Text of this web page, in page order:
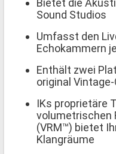
Bietet die
Sound Studios
Umfasst den
Echokammern
Enthält zwei
original
IKs proprietäre
volumetrischen
(VRM™) bietet
Klangräume